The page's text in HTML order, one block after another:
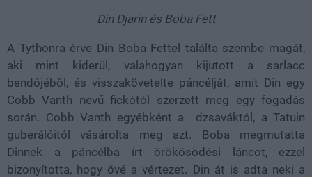
Din Djarin és Boba Fett
A Tythonra érve Din Boba Fettel találta szembe magát,
aki mint kiderül, valahogyan kijutott a sarlacc
bendőjéből, és visszakövetelte páncélját, amit Din egy
Cobb Vanth nevű fickótól szerzett meg egy fogadás
során. Cobb Vanth egyébként a dzsaváktól, a Tatuin
guberálóitól vásárolta meg azt. Boba megmutatta
Dinnek a páncélba írt örökösödési láncot, ezzel
bizonyította, hogy övé a vértezet. Din át is adta neki a